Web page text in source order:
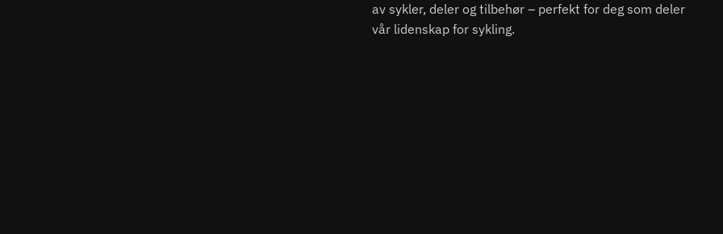
av sykler, deler og tilbehør – perfekt for deg som deler
vår lidenskap for sykling.